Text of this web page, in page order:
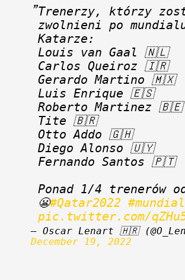
Trenerzy, którzy
zwolnieni po
Katarze:
Louis van Gaal 🇳🇱
Carlos Queiroz 🇮🇷
Gerardo Martino 🇲🇽
Luis Enrique 🇪🇸
Roberto Martinez 🇧🇪
Tite 🇧🇷
Otto Addo 🇬🇭
Diego Alonso 🇺🇾
Fernando Santos 🇵🇹
Ponad 1/4 trenerów
😬#Qatar2022
pic.twitter.com/
December 19, 2022